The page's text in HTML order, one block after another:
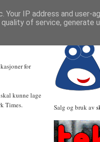
for
kunne lage
Times.
Salg og bruk av
IP address and user-
of service, generate